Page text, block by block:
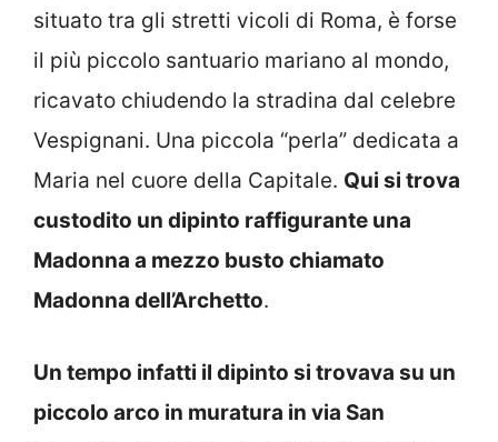
situato tra gli stretti vicoli di Roma, è forse
il più piccolo santuario mariano al mondo,
ricavato chiudendo la stradina dal celebre
Vespignani. Una piccola “perla” dedicata a
Maria nel cuore della Capitale. Qui si trova
custodito un dipinto raffigurante una
Madonna a mezzo busto chiamato
Madonna dell’Archetto.
Un tempo infatti il dipinto si trovava su un
piccolo arco in muratura in via San